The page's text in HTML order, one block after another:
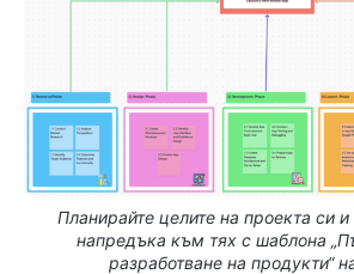
Планирайте целите на проекта си
напредъка към тях с шаблона
разработване на продукти“